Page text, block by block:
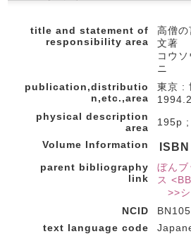
title and statement of
responsibility area
高僧
文著
コウ
ニ
publication,distributio
n,etc.,area
東京 :
1994.2
physical description
area
195p
Volume Information
ISBN
parent bibliography
link
ぼん
ス
>>シ
NCID
text language code